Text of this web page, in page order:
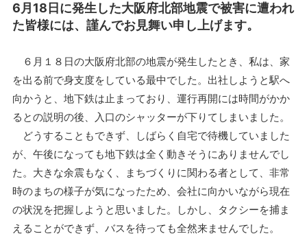
6月18日に発生した大阪府北部地震で被害に遭われ
た皆様には、謹んでお見舞い申し上げます。
６月１８日の大阪府北部の地震が発生したとき、私は、家
を出る前で身支度をしている最中でした。出社しようと駅へ
向かうと、地下鉄は止まっており、運行再開には時間がかか
るとの説明の後、入口のシャッターが下りてしまいました。
どうすることもできず、しばらく自宅で待機していました
が、午後になっても地下鉄は全く動きそうにありませんでし
た。大きな余震もなく、まちづくりに関わる者として、非常
時のまちの様子が気になったため、会社に向かいながら現在
の状況を把握しようと思いました。しかし、タクシーを捕ま
えることができず、バスを待っても全然来ませんでした。